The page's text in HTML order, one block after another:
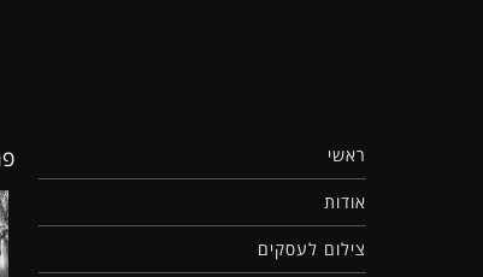
ראשי
אודות
צילום לעסקים